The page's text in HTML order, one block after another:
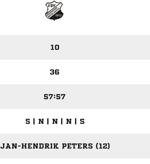
10
36
57:57
S | N | N | N | S
JAN-HENDRIK PETERS (12)